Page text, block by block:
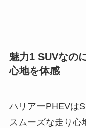
魅力1 SUVなの
心地を体感
ハリアーPHEVは
スムーズな走り心